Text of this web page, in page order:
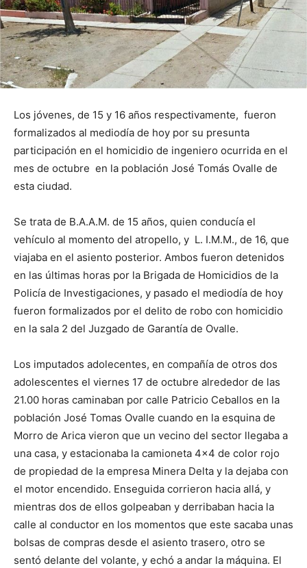
Los jóvenes, de 15 y 16 años respectivamente, fueron
formalizados al mediodía de hoy por su presunta
participación en el homicidio de ingeniero ocurrida en el
mes de octubre en la población José Tomás Ovalle de
esta ciudad.
Se trata de B.A.A.M. de 15 años, quien conducía el
vehículo al momento del atropello, y L. I.M.M., de 16, que
viajaba en el asiento posterior. Ambos fueron detenidos
en las últimas horas por la Brigada de Homicidios de la
Policía de Investigaciones, y pasado el mediodía de hoy
fueron formalizados por el delito de robo con homicidio
en la sala 2 del Juzgado de Garantía de Ovalle.
Los imputados adolecentes, en compañía de otros dos
adolescentes el viernes 17 de octubre alrededor de las
21.00 horas caminaban por calle Patricio Ceballos en la
población José Tomas Ovalle cuando en la esquina de
Morro de Arica vieron que un vecino del sector llegaba a
una casa, y estacionaba la camioneta 4×4 de color rojo
de propiedad de la empresa Minera Delta y la dejaba con
el motor encendido. Enseguida corrieron hacia allá, y
mientras dos de ellos golpeaban y derribaban hacia la
calle al conductor en los momentos que este sacaba unas
bolsas de compras desde el asiento trasero, otro se
sentó delante del volante, y echó a andar la máquina. El